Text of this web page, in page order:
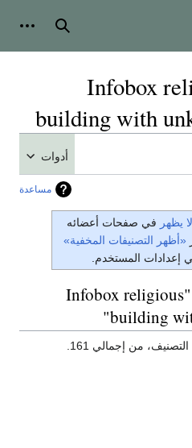
بحث
Infobox
building with
أدوات
مساعدة
لا يظهر في صفحات أعضائه
«أظهر التصنيفات المخفية»
إعدادات المستخدم.
المقالات في التصنيف "Infobox religious
building